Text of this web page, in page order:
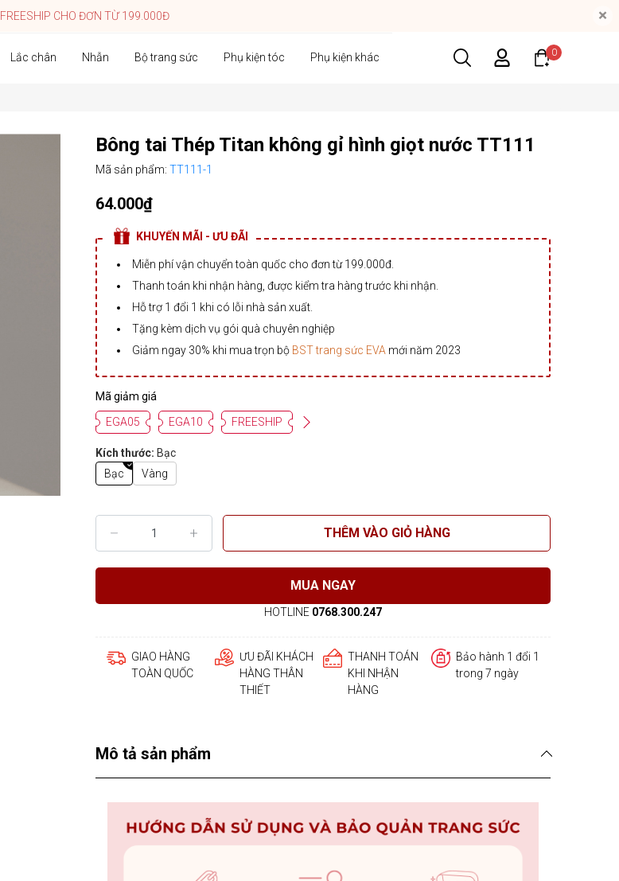
FREESHIP CHO ĐƠN TỪ 199.000Đ ×
Lắc chân Nhẫn Bộ trang sức Phụ kiện tóc Phụ kiện khác 0
Bông tai Thép Titan không gỉ hình giọt nước TT111
Mã sản phẩm: TT111-1
64.000₫
KHUYẾN MÃI - ƯU ĐÃI
Miễn phí vận chuyển toàn quốc cho đơn từ 199.000đ.
Thanh toán khi nhận hàng, được kiểm tra hàng trước khi nhận.
Hỗ trợ 1 đổi 1 khi có lỗi nhà sản xuất.
Tặng kèm dịch vụ gói quà chuyên nghiệp
Giảm ngay 30% khi mua trọn bộ BST trang sức EVA mới năm 2023
Mã giảm giá
EGA05
EGA10 FREESHIP
Kích thước: Bạc
Bạc
Vàng
THÊM VÀO GIỎ HÀNG
MUA NGAY
HOTLINE 0768.300.247
GIAO HÀNG
TOÀN QUỐC
ƯU ĐÃI KHÁCH
HÀNG THÂN
THIẾT
THANH TOÁN
KHI NHẬN
HÀNG
Bảo hành 1 đổi 1
trong 7 ngày
Mô tả sản phẩm